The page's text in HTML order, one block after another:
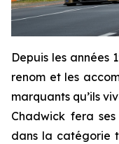
Depuis les années
renom et les
marquants qu’ils
Chadwick fera
dans la catégorie